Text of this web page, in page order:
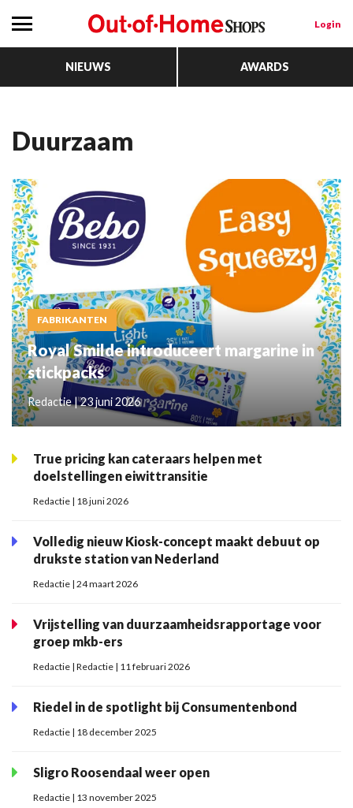
Login
NIEUWS AWARDS
Duurzaam
FABRIKANTEN
Royal Smilde introduceert margarine in
stickpacks
Redactie | 23 juni 2026
True pricing kan cateraars helpen met
doelstellingen eiwittransitie
Redactie | 18 juni 2026
Volledig nieuw Kiosk-concept maakt debuut op
drukste station van Nederland
Redactie | 24 maart 2026
Vrijstelling van duurzaamheidsrapportage voor
groep mkb-ers
Redactie | Redactie | 11 februari 2026
Riedel in de spotlight bij Consumentenbond
Redactie | 18 december 2025
Sligro Roosendaal weer open
Redactie | 13 november 2025